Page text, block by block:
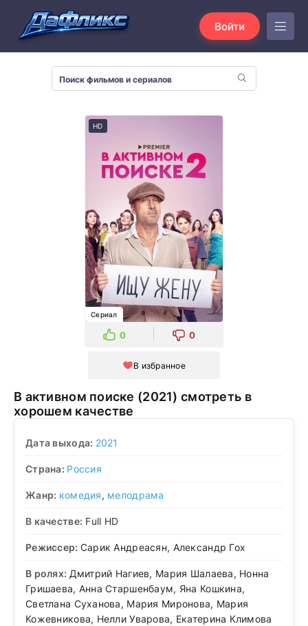
Войти
HD
Сериал
0 0
В избранное
В активном поиске (2021) смотреть в
хорошем качестве
Дата выхода: 2021
Страна: Россия
Жанр: комедия, мелодрама
В качестве: Full HD
Режиссер: Сарик Андреасян, Александр Гох
В ролях: Дмитрий Нагиев, Мария Шалаева, Нонна
Гришаева, Анна Старшенбаум, Яна Кошкина,
Светлана Суханова, Мария Миронова, Мария
Кожевникова, Нелли Уварова, Екатерина Климова